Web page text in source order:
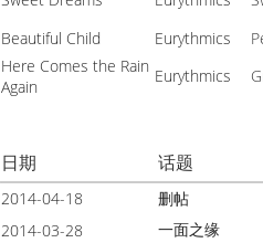
Beautiful Child
Eurythmics
Here Comes the Rain
Again
Eurythmics
日期 话题
2014-04-18 删帖
2014-03-28
一面之缘